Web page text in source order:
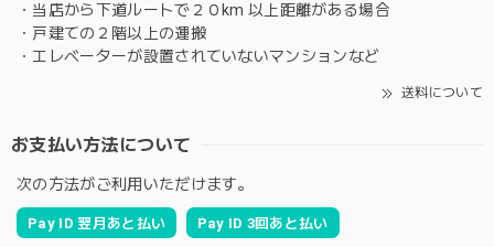
・当店から下道ルートで２０km 以上距離がある場合
・戸建ての２階以上の運搬
・エレベーターが設置されていないマンションなど
送料について
お支払い方法について
次の方法がご利用いただけます。
Pay ID 翌月あと払い Pay ID 3回あと払い